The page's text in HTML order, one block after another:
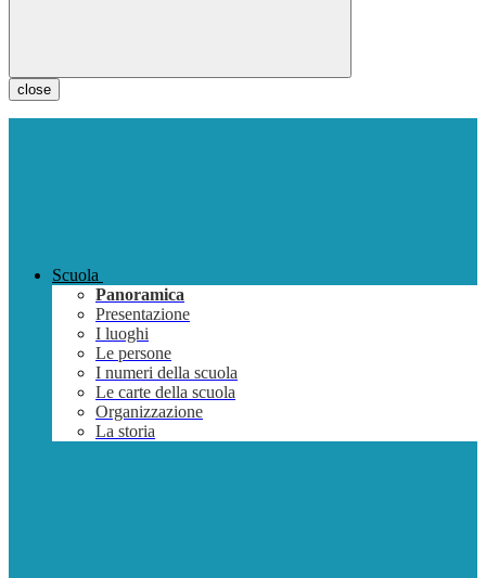
close
Scuola
Panoramica
Presentazione
I luoghi
Le persone
I numeri della scuola
Le carte della scuola
Organizzazione
La storia